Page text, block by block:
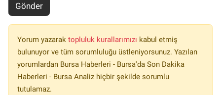
Gönder
Yorum yazarak topluluk kurallarımızı kabul etmiş
bulunuyor ve tüm sorumluluğu üstleniyorsunuz. Yazılan
yorumlardan Bursa Haberleri - Bursa'da Son Dakika
Haberleri - Bursa Analiz hiçbir şekilde sorumlu
tutulamaz.